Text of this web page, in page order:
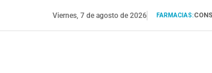
Viernes, 7 de agosto de 2026 FARMACIAS: